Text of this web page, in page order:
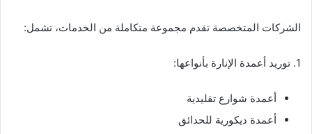
الشركات المتخصصة تقدم مجموعة متكاملة من الخدمات، تشمل:
1. توريد أعمدة الإنارة بأنواعها:
أعمدة شوارع تقليدية
أعمدة ديكورية للحدائق